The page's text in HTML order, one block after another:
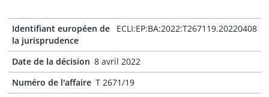
Identifiant européen de
la jurisprudence
ECLI:EP:BA:2022:T267119.20220408
Date de la décision 8 avril 2022
Numéro de l'affaire T 2671/19